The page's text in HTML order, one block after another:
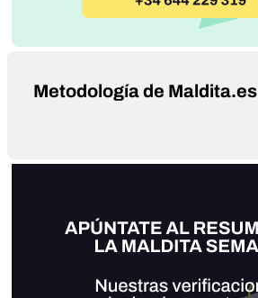
Metodología de Maldita.es